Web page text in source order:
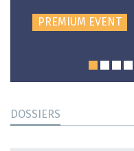
PREMIUM EVENT
DOSSIERS